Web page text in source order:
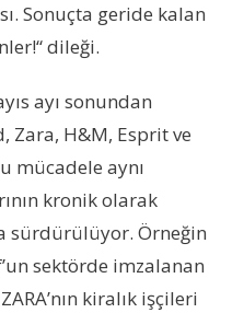
Sonuçta geride kalan
dileği.
ayı sonundan
Zara, H&M, Esprit ve
mücadele aynı
kronik olarak
sürdürülüyor. Örneğin
sektörde imzalanan
kiralık işçileri